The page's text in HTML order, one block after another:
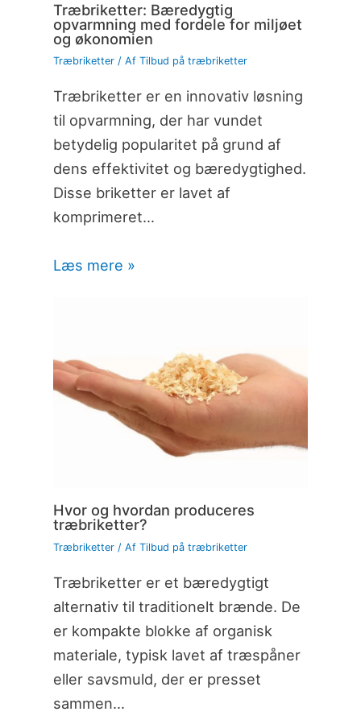
Træbriketter: Bæredygtig
opvarmning med fordele for miljøet
og økonomien
Træbriketter/ Af Tilbud på træbriketter
Træbriketter er en innovativ løsning
til opvarmning, der har vundet
betydelig popularitet på grund af
dens effektivitet og bæredygtighed.
Disse briketter er lavet af
komprimeret…
Læs mere »
Hvor og hvordan produceres
træbriketter?
Træbriketter/ Af Tilbud på træbriketter
Træbriketter er et bæredygtigt
alternativ til traditionelt brænde. De
er kompakte blokke af organisk
materiale, typisk lavet af træspåner
eller savsmuld, der er presset
sammen…